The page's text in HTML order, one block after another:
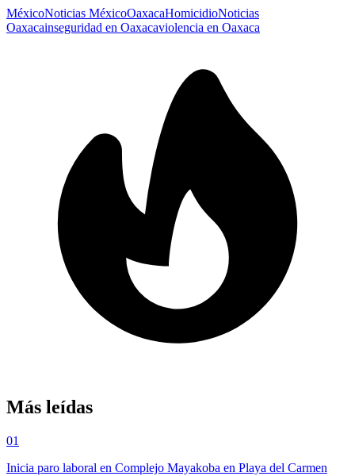
MéxicoNoticias MéxicoOaxacaHomicidioNoticias
Oaxacainseguridad en Oaxacaviolencia en Oaxaca
Más leídas
01
Inicia paro laboral en Complejo Mayakoba en Playa del Carmen